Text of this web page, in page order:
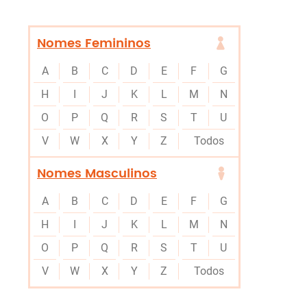
Nomes Femininos
A B C D E F
G
H
I J K L M
N
O
P Q R S T
U
V
W X Y Z Todos
Nomes Masculinos
A B C D E F
G
H
I J K L M
N
O
P Q R S T
U
V
W X Y Z Todos